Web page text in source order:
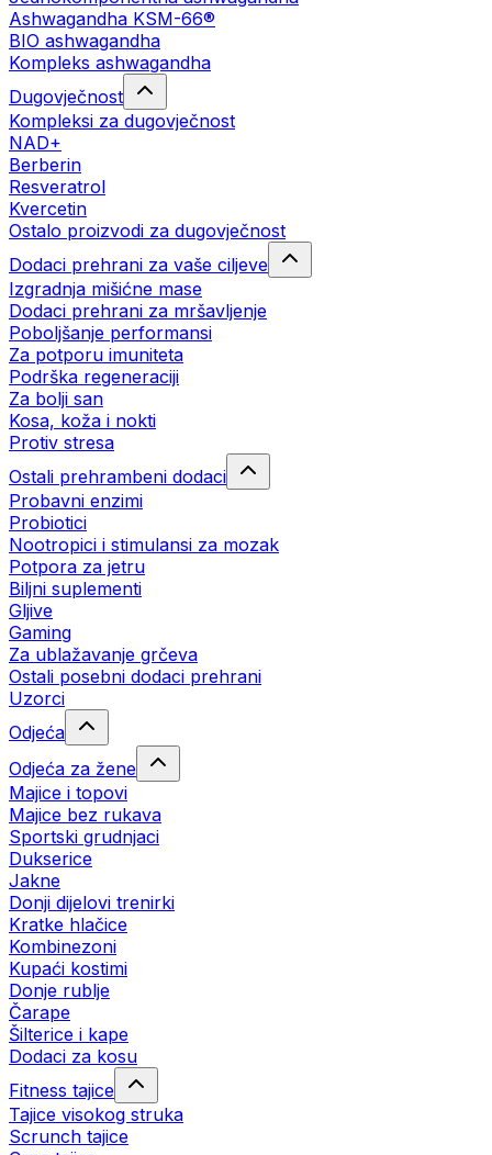
Ashwagandha KSM-66®
BIO ashwagandha
Kompleks ashwagandha
Dugovječnost
Kompleksi za dugovječnost
NAD+
Berberin
Resveratrol
Kvercetin
Ostalo proizvodi za dugovječnost
Dodaci prehrani za vaše ciljeve
Izgradnja mišićne mase
Dodaci prehrani za mršavljenje
Poboljšanje performansi
Za potporu imuniteta
Podrška regeneraciji
Za bolji san
Kosa, koža i nokti
Protiv stresa
Ostali prehrambeni dodaci
Probavni enzimi
Probiotici
Nootropici i stimulansi za mozak
Potpora za jetru
Biljni suplementi
Gljive
Gaming
Za ublažavanje grčeva
Ostali posebni dodaci prehrani
Uzorci
Odjeća
Odjeća za žene
Majice i topovi
Majice bez rukava
Sportski grudnjaci
Dukserice
Jakne
Donji dijelovi trenirki
Kratke hlačice
Kombinezoni
Kupaći kostimi
Donje rublje
Čarape
Šilterice i kape
Dodaci za kosu
Fitness tajice
Tajice visokog struka
Scrunch tajice